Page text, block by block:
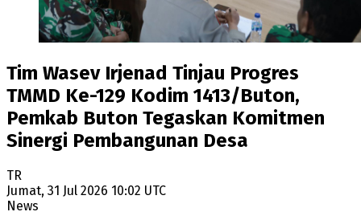
Tim Wasev Irjenad Tinjau Progres
TMMD Ke-129 Kodim 1413/Buton,
Pemkab Buton Tegaskan Komitmen
Sinergi Pembangunan Desa
TR
Jumat, 31 Jul 2026 10:02 UTC
News